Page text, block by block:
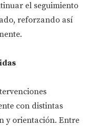
el seguimiento
reforzando así
con distintas
y orientación. Entre